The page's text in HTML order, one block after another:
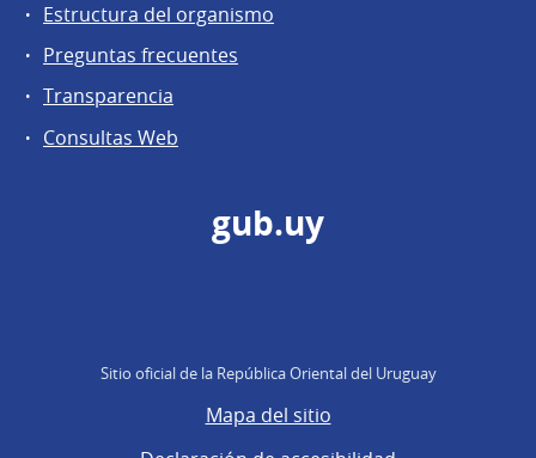
Estructura del organismo
Preguntas frecuentes
Transparencia
Consultas Web
gub.uy
Sitio oficial de la República Oriental del Uruguay
Mapa del sitio